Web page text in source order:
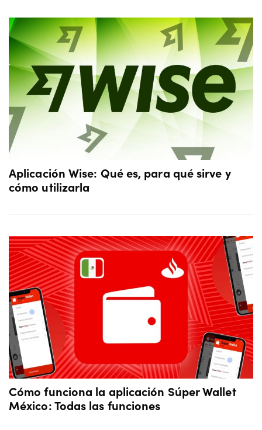
Aplicación Wise: Qué es, para qué sirve y
cómo utilizarla
Cómo funciona la aplicación Súper Wallet
México: Todas las funciones